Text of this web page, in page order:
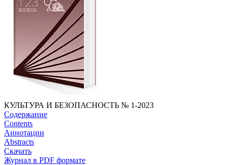
КУЛЬТУРА И БЕЗОПАСНОСТЬ № 1-2023
Содержание
Contents
Аннотации
Abstracts
Скачать
Журнал в PDF формате